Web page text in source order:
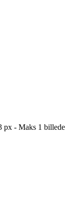
px - Maks 1 billede